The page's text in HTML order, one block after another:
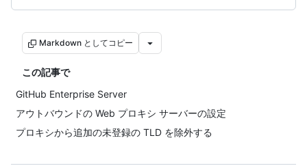
Markdown としてコピー
この記事で
GitHub Enterprise Server
アウトバウンドの Web プロキシ サーバーの設定
プロキシから追加の未登録の TLD を除外する